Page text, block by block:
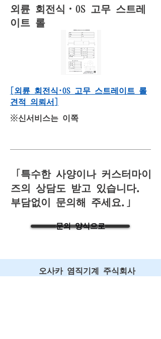
외륜 회전식・OS 고무 스트레
이트 롤
[외륜 회전식·OS 고무 스트레이트 롤
견적 의뢰서]
※신서비스는 이쪽
「특수한 사양이나 커스터마이
즈의 상담도 받고 있습니다.
부담없이 문의해 주세요.」
문의 양식으로
오사카 염직기계 주식회사